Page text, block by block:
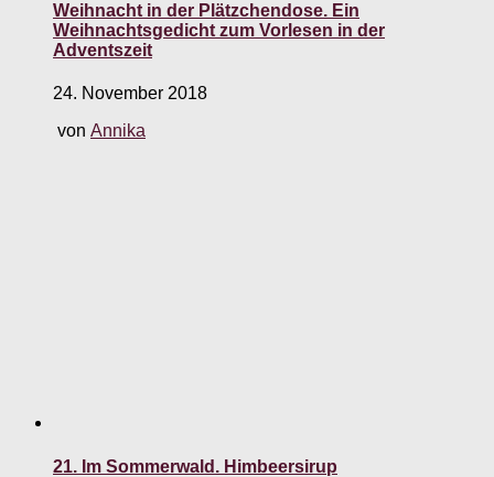
Weihnacht in der Plätzchendose. Ein
Weihnachtsgedicht zum Vorlesen in der
Adventszeit
24. November 2018
von Annika
21. Im Sommerwald. Himbeersirup